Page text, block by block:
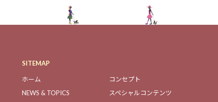
SITEMAP
ホーム
コンセプト
NEWS & TOPICS
スペシャルコンテンツ